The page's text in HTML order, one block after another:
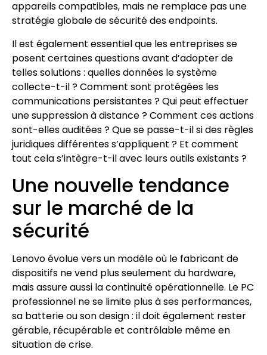
appareils compatibles, mais ne remplace pas une
stratégie globale de sécurité des endpoints.
Il est également essentiel que les entreprises se
posent certaines questions avant d’adopter de
telles solutions : quelles données le système
collecte-t-il ? Comment sont protégées les
communications persistantes ? Qui peut effectuer
une suppression à distance ? Comment ces actions
sont-elles auditées ? Que se passe-t-il si des règles
juridiques différentes s’appliquent ? Et comment
tout cela s’intègre-t-il avec leurs outils existants ?
Une nouvelle tendance
sur le marché de la
sécurité
Lenovo évolue vers un modèle où le fabricant de
dispositifs ne vend plus seulement du hardware,
mais assure aussi la continuité opérationnelle. Le PC
professionnel ne se limite plus à ses performances,
sa batterie ou son design : il doit également rester
gérable, récupérable et contrôlable même en
situation de crise.